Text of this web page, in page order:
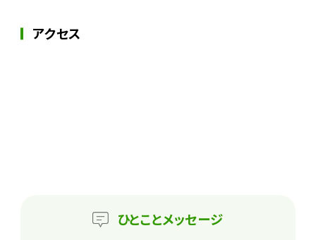
アクセス
ひとことメッセージ